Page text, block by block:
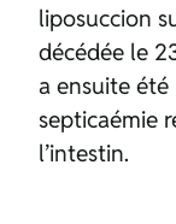
liposuccion
décédée le
a ensuite
septicaémie
l’intestin.